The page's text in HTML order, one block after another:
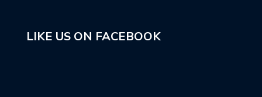
LIKE US ON FACEBOOK